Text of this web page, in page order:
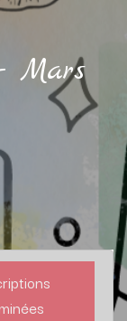
Mars